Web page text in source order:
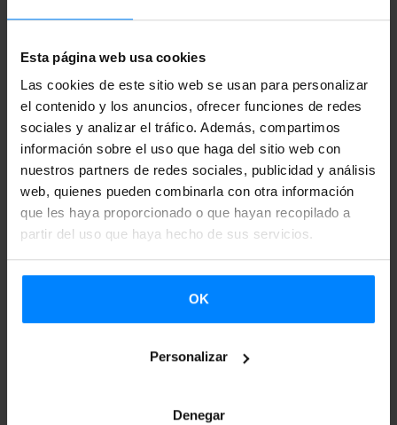
Esta página web usa cookies
Las cookies de este sitio web se usan para personalizar
el contenido y los anuncios, ofrecer funciones de redes
sociales y analizar el tráfico. Además, compartimos
información sobre el uso que haga del sitio web con
nuestros partners de redes sociales, publicidad y análisis
web, quienes pueden combinarla con otra información
que les haya proporcionado o que hayan recopilado a
partir del uso que haya hecho de sus servicios.
OK
Personalizar
Denegar
PUENTE ENTRA LA MÚSICA VASCA Y
JAPÓN
El experto en música John Potter nació en Inglaterra
pero está afincado hace años en Japón. Ahí nació su
afición por la música de Okin...